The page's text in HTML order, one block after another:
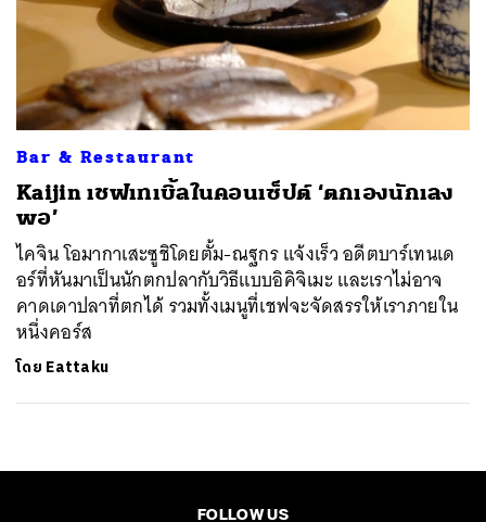
Bar & Restaurant
Kaijin เชฟเทเบิ้ลในคอนเซ็ปต์ ‘ตกเองนักเลง
พอ’
ไคจิน โอมากาเสะซูชิโดยตั้ม-ณฐกร แจ้งเร็ว อดีตบาร์เทนเด
อร์ที่หันมาเป็นนักตกปลากับวิธีแบบอิคิจิเมะ และเราไม่อาจ
คาดเดาปลาที่ตกได้ รวมทั้งเมนูที่เชฟจะจัดสรรให้เราภายใน
หนึ่งคอร์ส
โดย Eattaku
FOLLOW US
ค้นหา
SHARE TWEET LINE EMAIL